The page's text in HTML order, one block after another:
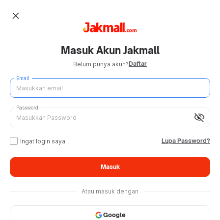
close
Masuk Akun Jakmall
Belum punya akun?Daftar
Email
visibility_off
Password
Ingat login saya Lupa Password?
Masuk
Atau masuk dengan
Google